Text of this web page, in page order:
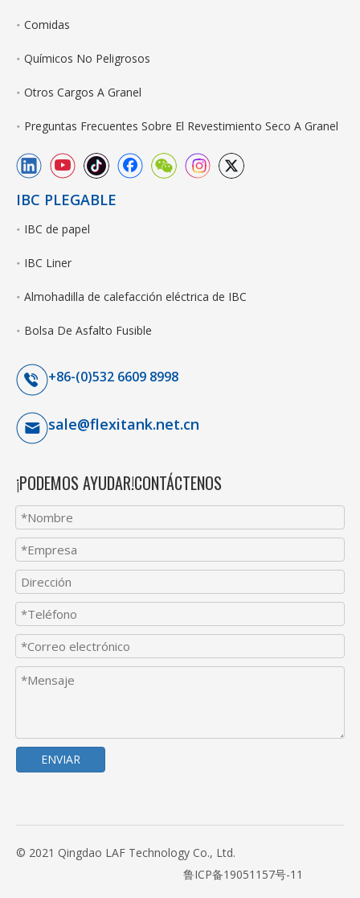
Comidas
Químicos No Peligrosos
Otros Cargos A Granel
Preguntas Frecuentes Sobre El Revestimiento Seco A Granel
IBC PLEGABLE
IBC de papel
IBC Liner
Almohadilla de calefacción eléctrica de IBC
Bolsa De Asfalto Fusible
+86-(0)532 6609 8998
sale@flexitank.net.cn
¡PODEMOS AYUDAR!CONTÁCTENOS
ENVIAR
© 2021 Qingdao LAF Technology Co., Ltd.
鲁ICP备19051157号-11